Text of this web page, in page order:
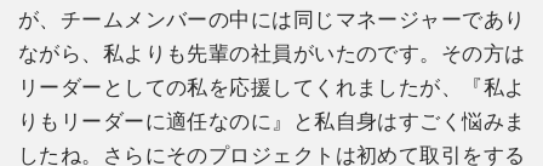
が、チームメンバーの中には同じマネージャーであり
ながら、私よりも先輩の社員がいたのです。その方は
リーダーとしての私を応援してくれましたが、『私よ
りもリーダーに適任なのに』と私自身はすごく悩みま
したね。さらにそのプロジェクトは初めて取引をする